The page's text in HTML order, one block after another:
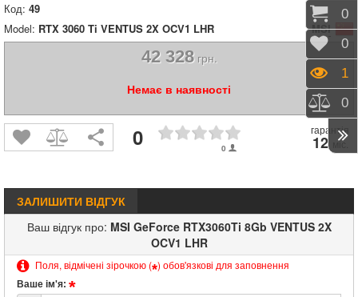
Код: 49
Model: RTX 3060 Ti VENTUS 2X OCV1 LHR MSI
42 328грн.
Немає в наявності
0 0
гарантія
12 міс.
ЗАЛИШИТИ ВІДГУК
Ваш відгук про: MSI GeForce RTX3060Ti 8Gb VENTUS 2X
OCV1 LHR
Поля, відмічені зірочкою (*) обов'язкові для заповнення
Ваше ім'я:
0
0
1
0